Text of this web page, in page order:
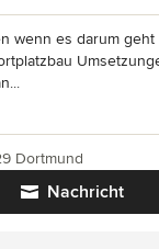
wenn es darum
Nachricht
Dortmund